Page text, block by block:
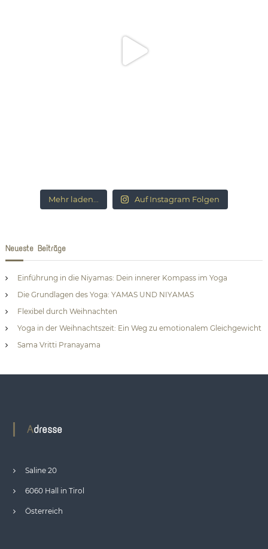
Mehr laden... Auf Instagram Folgen
Neueste Beiträge
Einführung in die Niyamas: Dein innerer Kompass im Yoga
Die Grundlagen des Yoga: YAMAS UND NIYAMAS
Flexibel durch Weihnachten
Yoga in der Weihnachtszeit: Ein Weg zu emotionalem Gleichgewicht
Sama Vritti Pranayama
Adresse
Saline 20
6060 Hall in Tirol
Österreich